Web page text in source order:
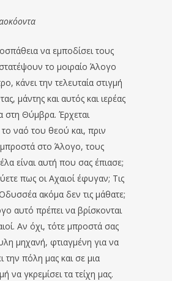
να εμποδίσει τους
το μοιραίο Άλογο
κάνει την τελευταία στιγμή
μάντης και αυτός και ιερέας
Θύμβρα. Έρχεται
το ναό του θεού και, πριν
στο Άλογο, τους
είναι αυτή που σας έπιασε;
πως οι Αχαιοί έφυγαν; Τις
ακόμα δεν τις μάθατε;
αυτό πρέπει να βρίσκονται
Αν όχι, τότε μπροστά σας
μηχανή, φτιαγμένη για να
την πόλη μας και σε μια
να γκρεμίσει τα τείχη μας.